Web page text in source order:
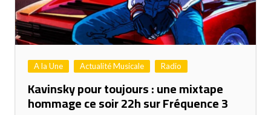
A la Une Actualité Musicale Radio
Kavinsky pour toujours : une mixtape
hommage ce soir 22h sur Fréquence 3